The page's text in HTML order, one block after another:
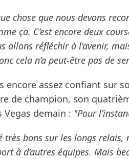
chose que nous devons
ça. C’est encore deux
allons réfléchir à l’avenir,
cela n’a peut-être pas de
encore assez confiant sur
de champion, son
Vegas demain : "Pour
très bons sur les longs
à d’autres équipes. Mais